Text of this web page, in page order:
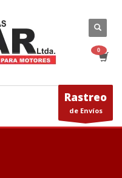
Rastreo
de Envíos